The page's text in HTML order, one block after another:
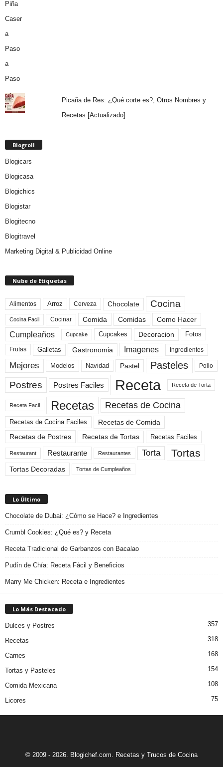
Picaña de Res: ¿Qué corte es?, Otros Nombres y
Recetas [Actualizado]
Blogroll
Blogicars
Blogicasa
Blogichics
Blogistar
Blogitecno
Blogitravel
Marketing Digital & Publicidad Online
Nube de Etiquetas
Alimentos Arroz Cerveza Chocolate Cocina
Cocina Facil Cocinar Comida Comidas Como Hacer
Cumpleaños Cupcake Cupcakes Decoracion Fotos
Frutas Galletas Gastronomia Imagenes Ingredientes
Mejores Modelos Navidad Pastel Pasteles Pollo
Postres Postres Faciles Receta Receta de Torta
Receta Facil Recetas Recetas de Cocina
Recetas de Cocina Faciles
Recetas de Comida
Recetas de Postres
Recetas de Tortas Recetas Faciles
Restaurant Restaurante Restaurantes Torta Tortas
Tortas Decoradas Tortas de Cumpleaños
Lo Último
Chocolate de Dubai: ¿Cómo se Hace? e Ingredientes
Crumbl Cookies: ¿Qué es? y Receta
Receta Tradicional de Garbanzos con Bacalao
Pudín de Chía: Receta Fácil y Beneficios
Marry Me Chicken: Receta e Ingredientes
Lo Más Destacado
Dulces y Postres 357
Recetas 318
Carnes 168
Tortas y Pasteles 154
Comida Mexicana 108
Licores 75
© 2009 - 2026. Blogichef.com. Recetas y Trucos de Cocina